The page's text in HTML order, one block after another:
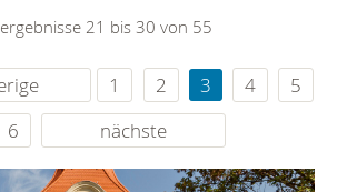
21 bis 30 von 55
1 2 3 4
5
6
nächste